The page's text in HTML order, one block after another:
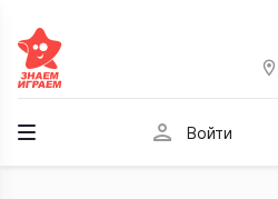
room
person Войти